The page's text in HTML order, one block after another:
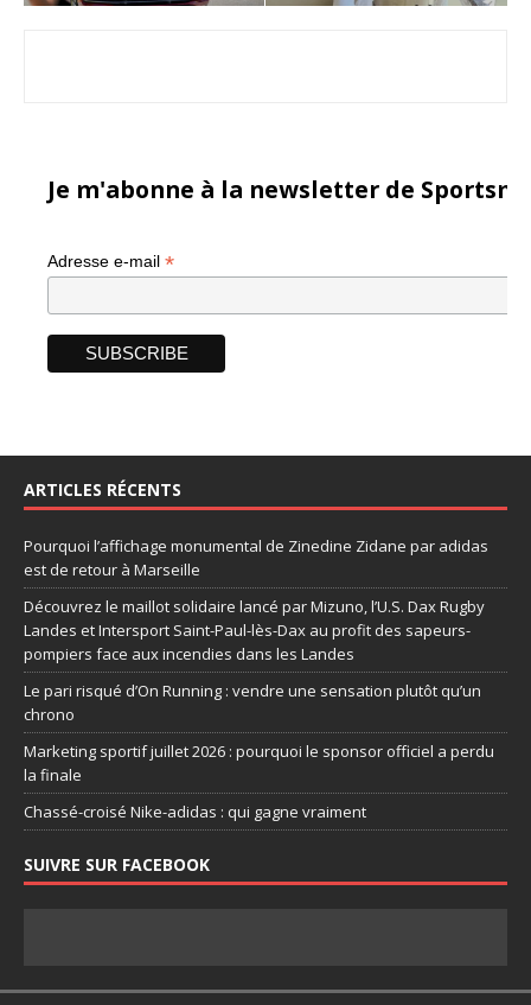
Je m'abonne à la newsletter de
Adresse e-mail *
ARTICLES RÉCENTS
Pourquoi l’affichage monumental de Zinedine Zidane par adidas
est de retour à Marseille
Découvrez le maillot solidaire lancé par Mizuno, l’U.S. Dax Rugby
Landes et Intersport Saint-Paul-lès-Dax au profit des sapeurs-
pompiers face aux incendies dans les Landes
Le pari risqué d’On Running : vendre une sensation plutôt qu’un
chrono
Marketing sportif juillet 2026 : pourquoi le sponsor officiel a perdu
la finale
Chassé-croisé Nike-adidas : qui gagne vraiment
SUIVRE SUR FACEBOOK